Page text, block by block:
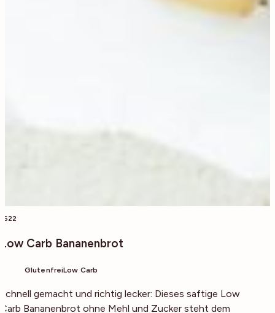
1622
Low Carb Bananenbrot
GlutenfreiLow Carb
Schnell gemacht und richtig lecker: Dieses saftige Low
Carb Bananenbrot ohne Mehl und Zucker steht dem